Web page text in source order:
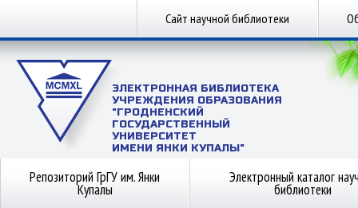
Сайт научной библиотеки
ЭЛЕКТРОННАЯ БИБЛИОТЕКА
УЧРЕЖДЕНИЯ ОБРАЗОВАНИЯ
"ГРОДНЕНСКИЙ
ГОСУДАРСТВЕННЫЙ
УНИВЕРСИТЕТ
ИМЕНИ ЯНКИ КУПАЛЫ"
Репозиторий ГрГУ им. Янки
Купалы
Электронный каталог
библиотеки